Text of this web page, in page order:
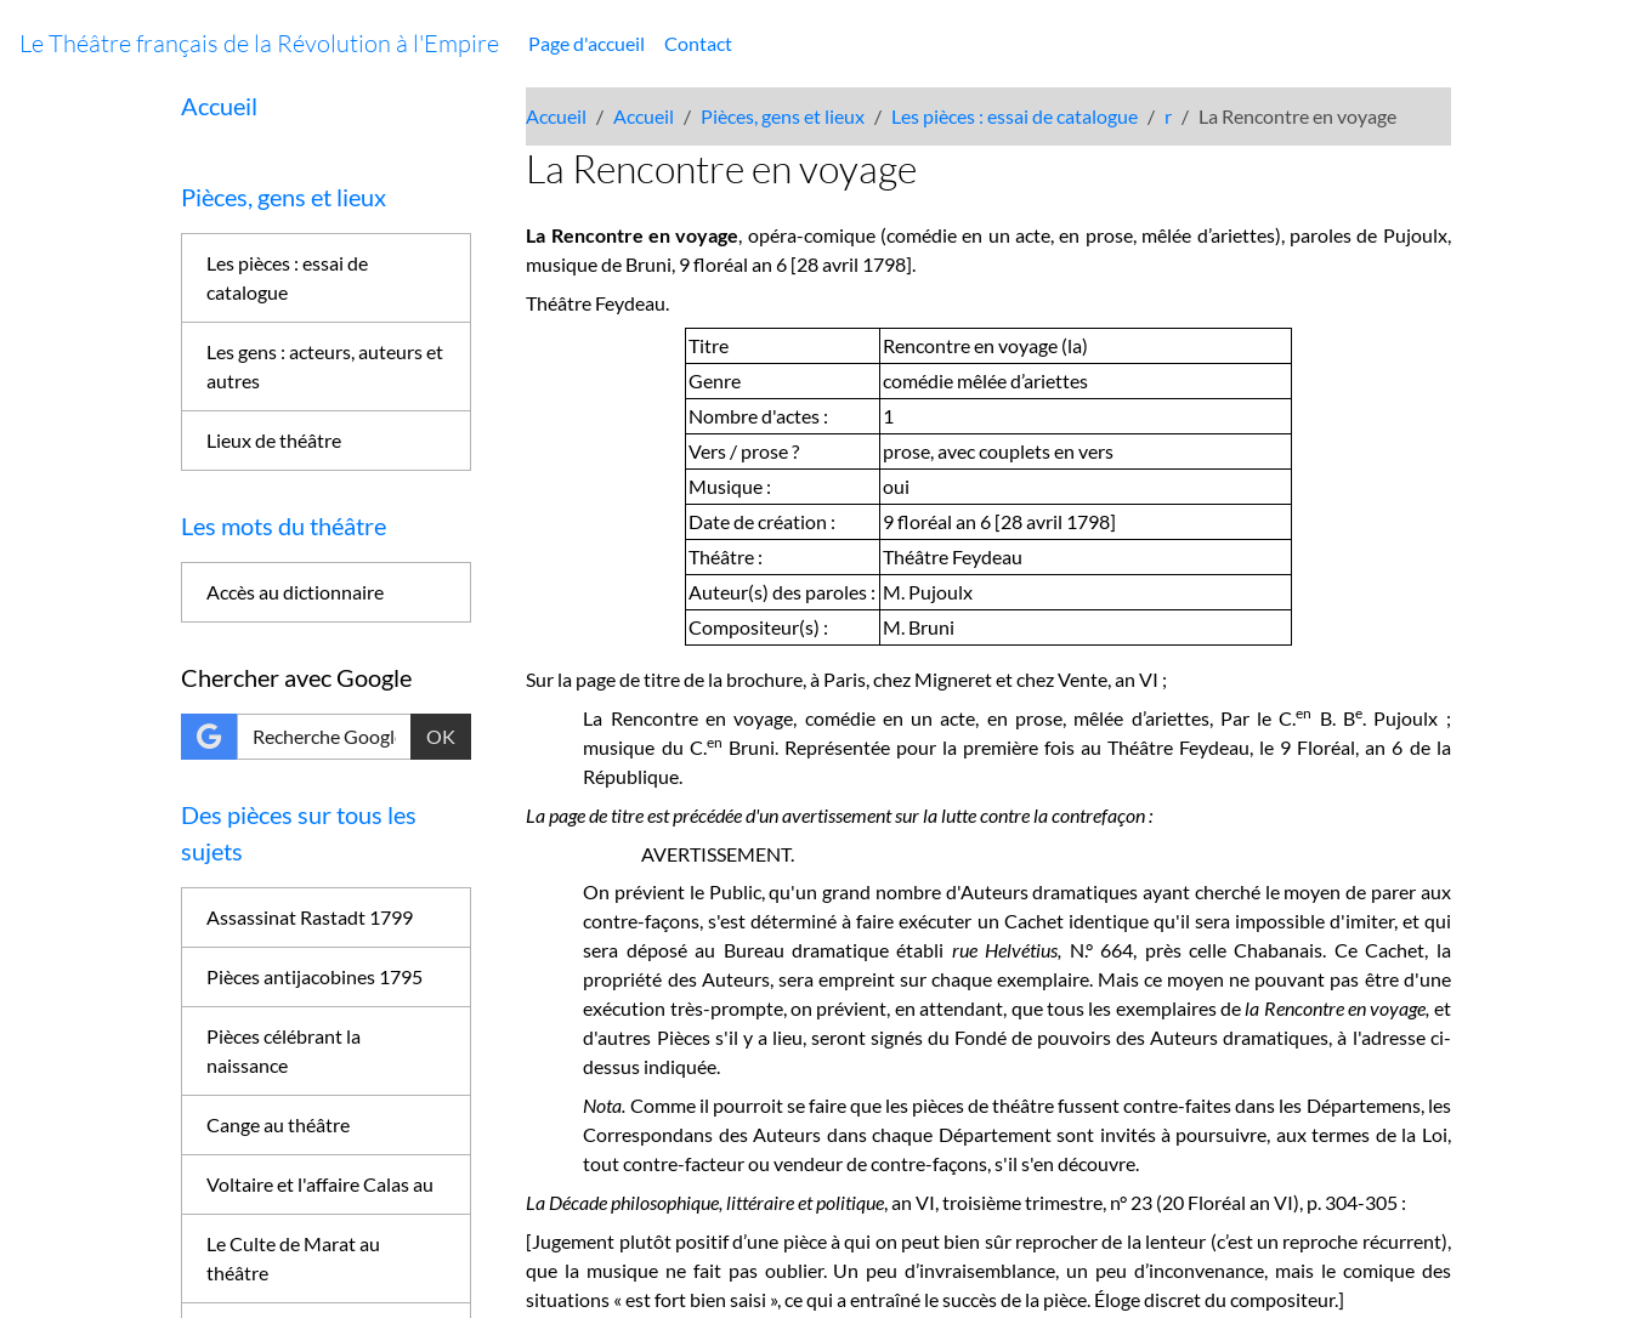
Le Théâtre français de la Révolution à l'Empire Page d'accueil Contact
Accueil Accueil Pièces, gens et lieux Les pièces : essai de catalogue r La Rencontre en voyage
La Rencontre en voyage
La Rencontre en voyage, opéra-comique (comédie en un acte, en prose, mêlée d’ariettes), paroles de Pujoulx,
musique de Bruni, 9 floréal an 6 [28 avril 1798].
Théâtre Feydeau.
Titre
Rencontre en voyage (la)
Genre
comédie mêlée d’ariettes
Nombre d'actes :
1
Vers / prose ?
prose, avec couplets en vers
Musique :
oui
Date de création :
9 floréal an 6 [28 avril 1798]
Théâtre :
Théâtre Feydeau
Auteur(s) des paroles : M. Pujoulx
Compositeur(s) :
M. Bruni
Sur la page de titre de la brochure, à Paris, chez Migneret et chez Vente, an VI ;
La Rencontre en voyage, comédie en un acte, en prose, mêlée d’ariettes, Par le C.en B. Be
. Pujoulx ;
musique du C. en Bruni. Représentée pour la première fois au Théâtre Feydeau, le 9 Floréal, an 6 de la
République.
La page de titre est précédée d'un avertissement sur la lutte contre la contrefaçon :
AVERTISSEMENT.
On prévient le Public, qu'un grand nombre d'Auteurs dramatiques ayant cherché le moyen de parer aux
contre-façons, s'est déterminé à faire exécuter un Cachet identique qu'il sera impossible d'imiter, et qui
sera déposé au Bureau dramatique établi rue Helvétius, N.° 664, près celle Chabanais. Ce Cachet, la
propriété des Auteurs, sera empreint sur chaque exemplaire. Mais ce moyen ne pouvant pas être d'une
exécution très-prompte, on prévient, en attendant, que tous les exemplaires dela Rencontre en voyage, et
d'autres Pièces s'il y a lieu, seront signés du Fondé de pouvoirs des Auteurs dramatiques, à l'adresse ci-
dessus indiquée.
Nota. Comme il pourroit se faire que les pièces de théâtre fussent contre-faites dans les Départemens, les
Correspondans des Auteurs dans chaque Département sont invités à poursuivre, aux termes de la Loi,
tout contre-facteur ou vendeur de contre-façons, s'il s'en découvre.
La Décade philosophique, littéraire et politique, an VI, troisième trimestre, n° 23 (20 Floréal an VI), p. 304-305 :
[Jugement plutôt positif d’une pièce à qui on peut bien sûr reprocher de la lenteur (c’est un reproche récurrent),
que la musique ne fait pas oublier. Un peu d’invraisemblance, un peu d’inconvenance, mais le comique des
situations « est fort bien saisi », ce qui a entraîné le succès de la pièce. Éloge discret du compositeur.]
Accueil
Pièces, gens et lieux
Les pièces : essai de
catalogue
Les gens : acteurs, auteurs et
autres
Lieux de théâtre
Les mots du théâtre
Accès au dictionnaire
Chercher avec Google
OK
Des pièces sur tous les
sujets
Assassinat Rastadt 1799
Pièces antijacobines 1795
Pièces célébrant la
naissance
Cange au théâtre
Voltaire et l'affaire Calas au
Le Culte de Marat au
théâtre